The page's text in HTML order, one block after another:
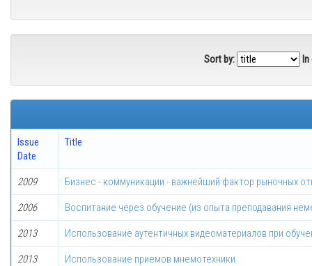
Sort by: In
Issue
Date
Title
2009 Бизнес - коммуникации - важнейший фактор рыночных
2006 Воспитание через обучение (из oпытa преподавания
2013 Использование аутентичных видеоматериалов при
2013 Использование приемов мнемотехники